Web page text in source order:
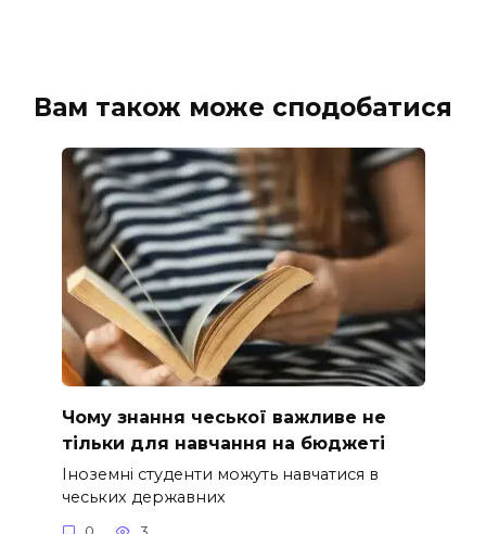
Вам також може сподобатися
Чому знання чеської важливе не
тільки для навчання на бюджеті
Іноземні студенти можуть навчатися в
чеських державних